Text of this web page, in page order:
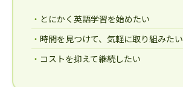
とにかく英語学習を始めたい
時間を見つけて、気軽に取り組みたい
コストを抑えて継続したい